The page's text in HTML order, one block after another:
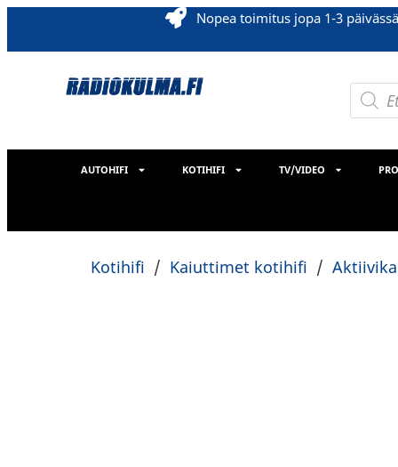
Nopea toimitus jopa 1-3 päivässä
AUTOHIFI KOTIHIFI TV/VIDEO
Kotihifi / Kaiuttimet kotihifi /